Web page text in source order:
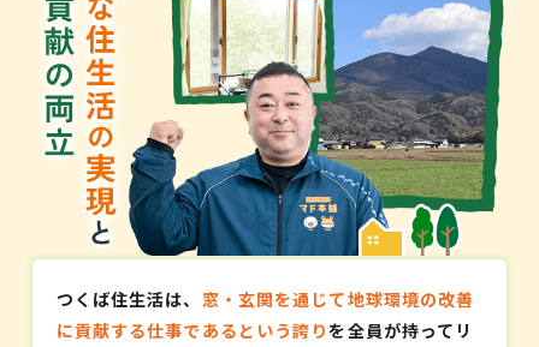
つくば住生活は、 窓・玄関を通じて地球環境の改善
に貢献する仕事であるという誇りを全員が持ってリ